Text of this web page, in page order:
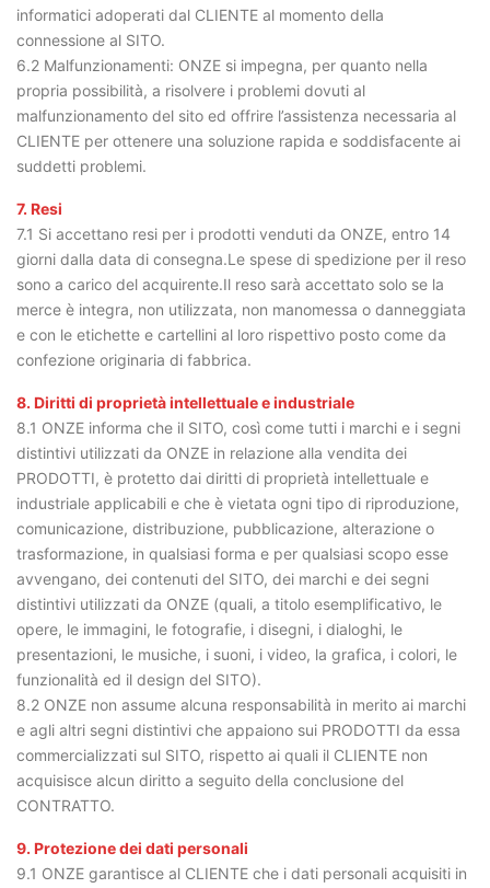
informatici adoperati dal CLIENTE al momento della
connessione al SITO.
6.2 Malfunzionamenti: ONZE si impegna, per quanto nella
propria possibilità, a risolvere i problemi dovuti al
malfunzionamento del sito ed offrire l’assistenza necessaria al
CLIENTE per ottenere una soluzione rapida e soddisfacente ai
suddetti problemi.
7. Resi
7.1 Si accettano resi per i prodotti venduti da ONZE, entro 14
giorni dalla data di consegna.Le spese di spedizione per il reso
sono a carico del acquirente.Il reso sarà accettato solo se la
merce è integra, non utilizzata, non manomessa o danneggiata
e con le etichette e cartellini al loro rispettivo posto come da
confezione originaria di fabbrica.
8. Diritti di proprietà intellettuale e industriale
8.1 ONZE informa che il SITO, così come tutti i marchi e i segni
distintivi utilizzati da ONZE in relazione alla vendita dei
PRODOTTI, è protetto dai diritti di proprietà intellettuale e
industriale applicabili e che è vietata ogni tipo di riproduzione,
comunicazione, distribuzione, pubblicazione, alterazione o
trasformazione, in qualsiasi forma e per qualsiasi scopo esse
avvengano, dei contenuti del SITO, dei marchi e dei segni
distintivi utilizzati da ONZE (quali, a titolo esemplificativo, le
opere, le immagini, le fotografie, i disegni, i dialoghi, le
presentazioni, le musiche, i suoni, i video, la grafica, i colori, le
funzionalità ed il design del SITO).
8.2 ONZE non assume alcuna responsabilità in merito ai marchi
e agli altri segni distintivi che appaiono sui PRODOTTI da essa
commercializzati sul SITO, rispetto ai quali il CLIENTE non
acquisisce alcun diritto a seguito della conclusione del
CONTRATTO.
9. Protezione dei dati personali
9.1 ONZE garantisce al CLIENTE che i dati personali acquisiti in